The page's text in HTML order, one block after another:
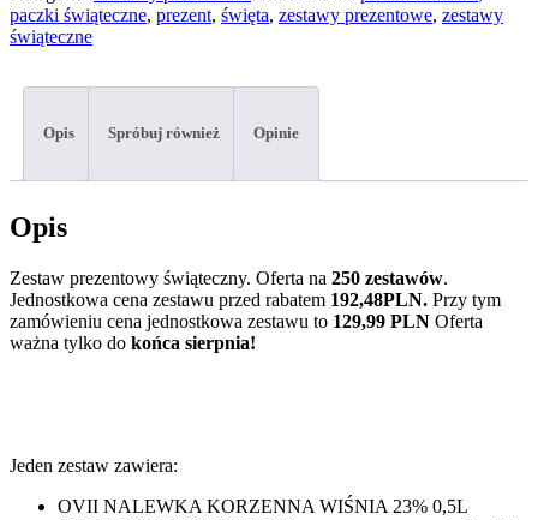
paczki świąteczne, prezent, święta, zestawy prezentowe, zestawy
świąteczne
Opis Spróbuj również Opinie
Opis
Zestaw prezentowy świąteczny. Oferta na 250 zestawów.
Jednostkowa cena zestawu przed rabatem 192,48PLN. Przy tym
zamówieniu cena jednostkowa zestawu to 129,99 PLN Oferta
ważna tylko do końca sierpnia!
Jeden zestaw zawiera:
OVII NALEWKA KORZENNA WIŚNIA 23% 0,5L